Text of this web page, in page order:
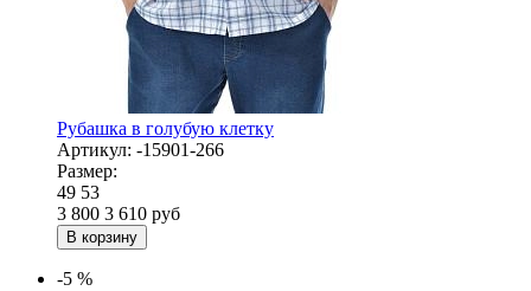
Рубашка в голубую клетку
Артикул: -15901-266
Размер:
49 53
3 800 3 610 руб
В корзину
-5 %